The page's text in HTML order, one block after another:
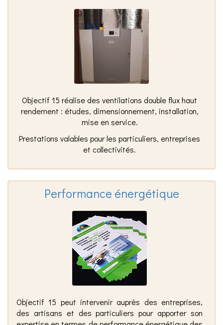
Objectif 15 réalise des ventilations double flux haut
rendement : études, dimensionnement, installation,
mise en service.
Prestations valables pour les particuliers, entreprises
et collectivités.
Performance énergétique
Objectif 15 peut intervenir auprès des entreprises,
des artisans et des particuliers pour apporter son